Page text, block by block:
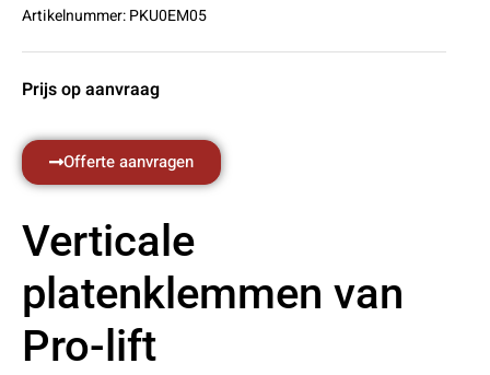
Artikelnummer:PKU0EM05
Prijs op aanvraag
Offerte aanvragen
Verticale
platenklemmen van
Pro-lift